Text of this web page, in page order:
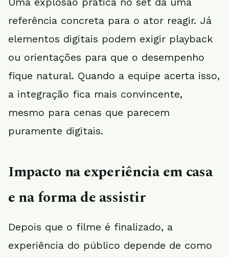
referência concreta para o ator reagir. Já
elementos digitais podem exigir playback
ou orientações para que o desempenho
fique natural. Quando a equipe acerta isso,
a integração fica mais convincente,
mesmo para cenas que parecem
puramente digitais.
Impacto na experiência em casa
e na forma de assistir
Depois que o filme é finalizado, a
experiência do público depende de como